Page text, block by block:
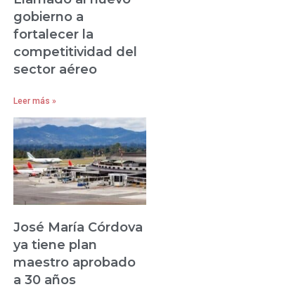
gobierno a
fortalecer la
competitividad del
sector aéreo
Leer más »
José María Córdova
ya tiene plan
maestro aprobado
a 30 años